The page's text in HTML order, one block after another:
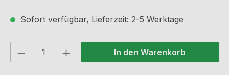
Sofort verfügbar, Lieferzeit: 2-5 Werktage
Produkt Anzahl: Gib denIn den Warenkorb